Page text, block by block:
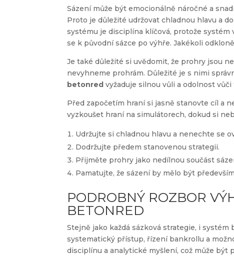
Sázení může být emocionálně náročné a
Proto je důležité udržovat chladnou hlavu a
systému je disciplína klíčová, protože systém
se k původní sázce po výhře. Jakékoli
Je také důležité si uvědomit, že prohry jsou
nevyhneme prohrám. Důležité je s nimi
betonred vyžaduje silnou vůli a odolnost vůči
Před započetím hraní si jasně stanovte cíl a
vyzkoušet hraní na simulátorech, dokud si
Udržujte si chladnou hlavu a nenechte se
Dodržujte předem stanovenou strategii.
Přijměte prohry jako nedílnou součást
Pamatujte, že sázení by mělo být
PODROBNÝ ROZBOR
BETONRED
Stejně jako každá sázková strategie, i
systematický přístup, řízení bankrollu a
disciplínu a analytické myšlení, což může